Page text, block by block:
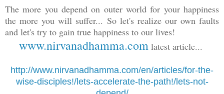
The more you depend on outer world for your happiness
the more you will suffer... So let's realize our own faults
and let's try to gain true happiness to our lives!
www.nirvanadhamma.comlatest article...
http://www.nirvanadhamma.com/en/articles/for-the-
wise-disciples!/lets-accelerate-the-path!/lets-not-